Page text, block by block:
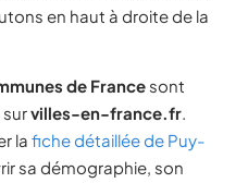
en haut à droite de la
de France sont
villes-en-france.fr.
la fiche détaillée de Puy-
sa démographie, son